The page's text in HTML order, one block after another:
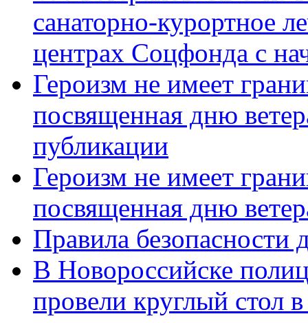
санаторно-курортное
центрах Соцфонда с
Героизм не имеет
посвященная дню
публикации
Героизм не имеет
посвященная дню
Правила безопасности
В Новороссийске
провели круглый стол